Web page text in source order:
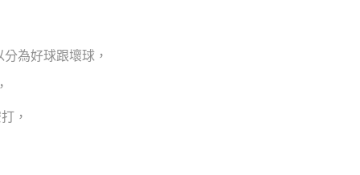
為好球跟壞球，
，